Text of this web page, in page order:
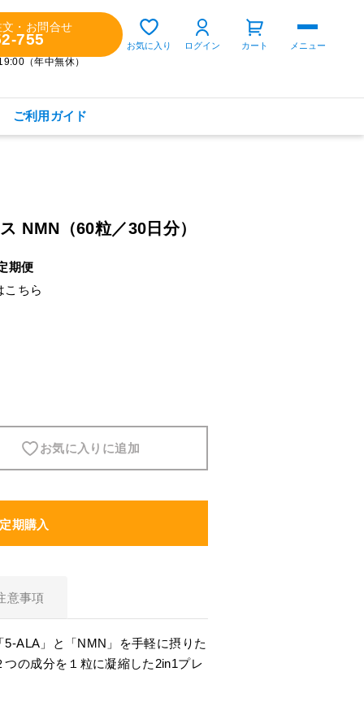
文・お問合せ
755
（年中無休）
お気に入り ログイン カート メニュー
ご利用ガイド
ゲスト 様
食品・飲料
ヘアケア
商品について
SBI 5-ALAが選ばれる理由
サービス・ガイド
NMN（60粒／30日分）
期便
こちら
お気に入りに追加
定期購入
意事項
5-ALA」と「NMN」を手軽に摂りた
の成分を１粒に凝縮した2in1プレ